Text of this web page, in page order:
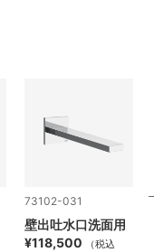
73102-031
壁出吐水口洗面用
¥118,500
（税込